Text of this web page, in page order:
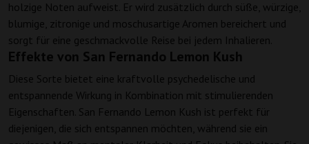
holzige Noten aufweist. Er wird zusätzlich durch süße, würzige,
blumige, zitronige und moschusartige Aromen bereichert und
sorgt für eine geschmackvolle Reise bei jedem Inhalieren.
Effekte von San Fernando Lemon Kush
Diese Sorte bietet eine kraftvolle psychedelische und
entspannende Wirkung in Kombination mit stimulierenden
Eigenschaften. San Fernando Lemon Kush ist perfekt für
diejenigen, die sich entspannen möchten, während sie ein